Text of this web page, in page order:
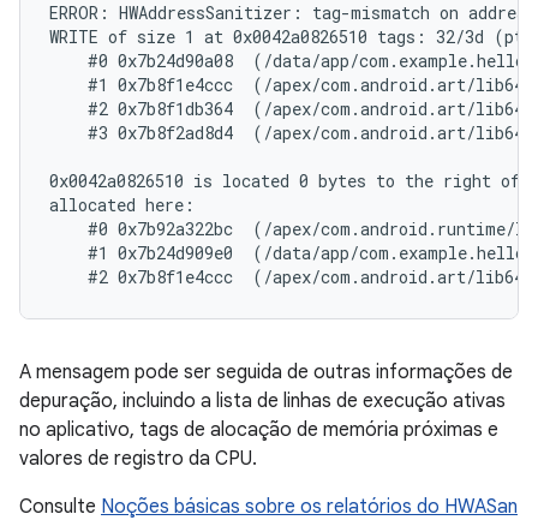
ERROR: HWAddressSanitizer: tag-mismatch on
WRITE of size 1 at 0x0042a0826510 tags: 32/3d
#0 0x7b24d90a08  (/data/app/
#1 0x7b8f1e4ccc  (/apex/com.android.art/
#2 0x7b8f1db364  (/apex/com.android.art/
#3 0x7b8f2ad8d4  (/apex/com.android.art/
0x0042a0826510 is located 0 bytes to the right of
allocated here:
#0 0x7b92a322bc  (/apex/com.android.runtime/
#1 0x7b24d909e0  (/data/app/
A mensagem pode ser seguida de outras informações de
depuração, incluindo a lista de linhas de execução ativas
no aplicativo, tags de alocação de memória próximas e
valores de registro da CPU.
Consulte Noções básicas sobre os relatórios do HWASan